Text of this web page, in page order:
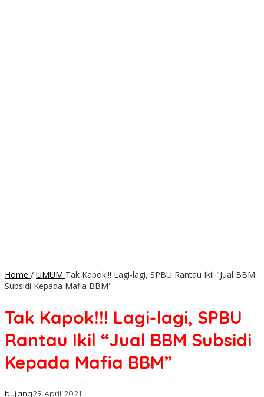
Home / UMUM Tak Kapok!!! Lagi-lagi, SPBU Rantau Ikil "Jual BBM
Subsidi Kepada Mafia BBM"
Tak Kapok!!! Lagi-lagi, SPBU
Rantau Ikil “Jual BBM Subsidi
Kepada Mafia BBM”
bujang29 April 2021